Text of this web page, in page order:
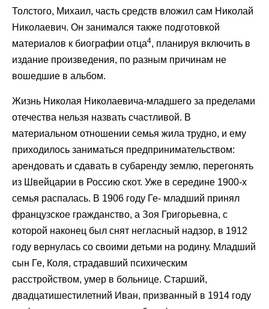
Толстого, Михаил, часть средств вложил сам Николай
Николаевич. Он занимался также подготовкой
материалов к биографии отца4, планируя включить в
издание произведения, по разным причинам не
вошедшие в альбом.
Жизнь Николая Николаевича-младшего за пределами
отечества нельзя назвать счастливой. В
материальном отношении семья жила трудно, и ему
приходилось заниматься предпринимательством:
арендовать и сдавать в субаренду землю, перегонять
из Швейцарии в Россию скот. Уже в середине 1900-х
семья распалась. В 1906 году Ге- младший принял
французское гражданство, а Зоя Григорьевна, с
которой наконец был снят негласный надзор, в 1912
году вернулась со своими детьми на родину. Младший
сын Ге, Коля, страдавший психическим
расстройством, умер в больнице. Старший,
двадцатишестилетний Иван, призванный в 1914 году